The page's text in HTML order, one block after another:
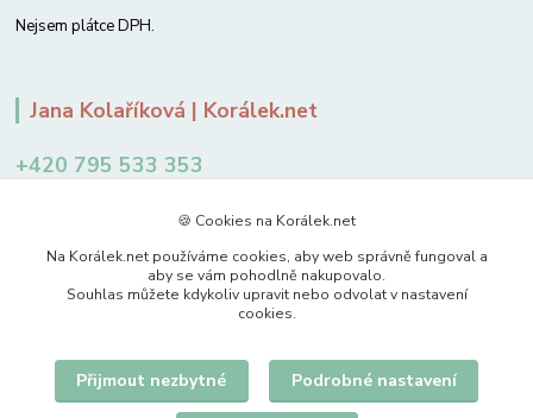
Nejsem plátce DPH.
Jana Kolaříková | Korálek.net
+420 795 533 353
Upravit sběr cookies.
🍪 Cookies na Korálek.net
Na Korálek.net používáme cookies, aby web správně fungoval a
aby se vám pohodlně nakupovalo.
Souhlas můžete kdykoliv upravit nebo odvolat v nastavení
cookies.
Přijmout nezbytné Podrobné nastavení